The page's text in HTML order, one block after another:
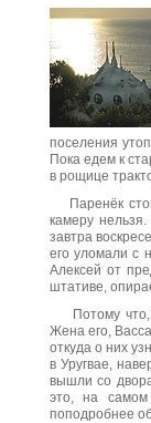
поселения
Пока едем к
в рощице
Паренёк
камеру
завтра
его уломали с
Алексей от
штативе,
Потому что,
Жена его,
откуда о них
в Уругвае,
вышли со
это, на
поподробнее